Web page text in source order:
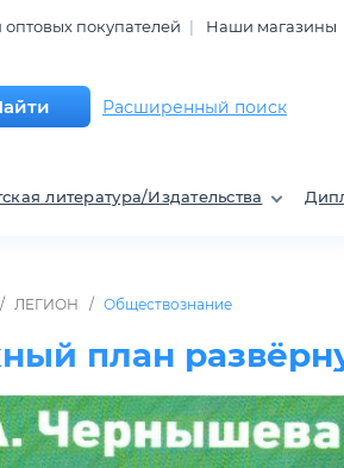
оптовых покупателей Наши магазины
Расширенный поиск
литература/Издательства
ЛЕГИОН Обществознание
план